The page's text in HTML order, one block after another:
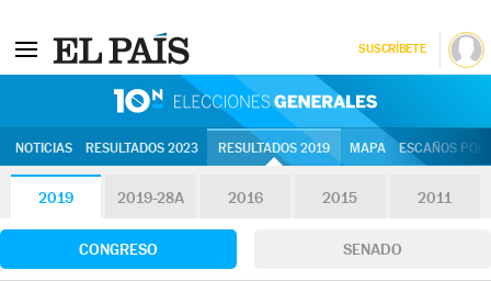
SUSCRÍBETE
NOTICIAS RESULTADOS 2023 RESULTADOS 2019 MAPA ESCAÑOS
2019 2019-28A 2016 2015 2011
CONGRESO SENADO